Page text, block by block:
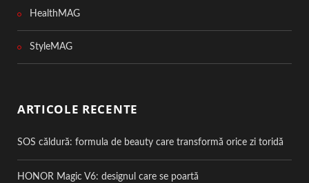
HealthMAG
StyleMAG
ARTICOLE RECENTE
SOS căldură: formula de beauty care transformă orice zi toridă
HONOR Magic V6: designul care se poartă